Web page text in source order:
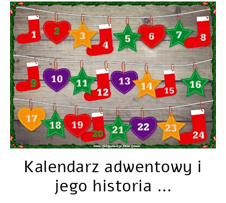
Kalendarz adwentowy i
jego historia …